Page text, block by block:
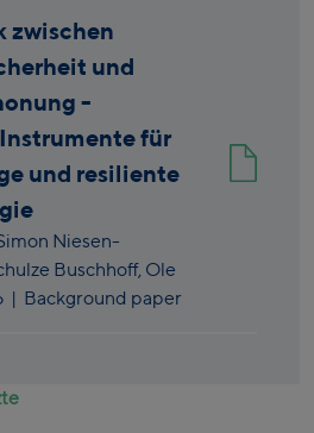
zwischen
und
-
für
und resiliente
Niesen-
Buschhoff, Ole
| Background paper